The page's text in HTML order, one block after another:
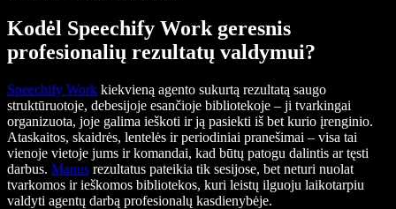
Kodėl Speechify Work geresnis
profesionalių rezultatų valdymui?
Speechify Work kiekvieną agento sukurtą rezultatą saugo
struktūruotoje, debesijoje esančioje bibliotekoje – ji tvarkingai
organizuota, joje galima ieškoti ir ją pasiekti iš bet kurio įrenginio.
Ataskaitos, skaidrės, lentelės ir periodiniai pranešimai – visa tai
vienoje vietoje jums ir komandai, kad būtų patogu dalintis ar tęsti
darbus. Manus rezultatus pateikia tik sesijose, bet neturi nuolat
tvarkomos ir ieškomos bibliotekos, kuri leistų ilguoju laikotarpiu
valdyti agentų darbą profesionalų kasdienybėje.